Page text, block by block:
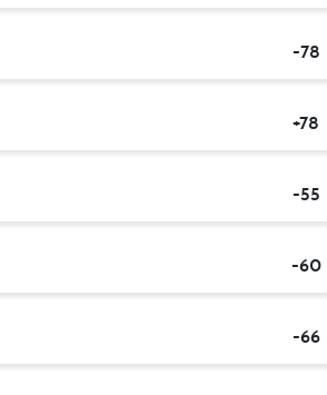
-78
+78
-55
-60
-66